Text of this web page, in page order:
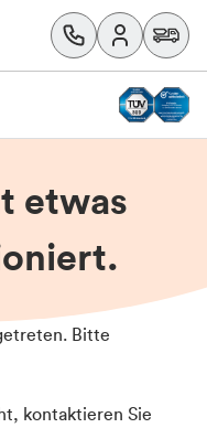
etwas
Bitte
kontaktieren Sie